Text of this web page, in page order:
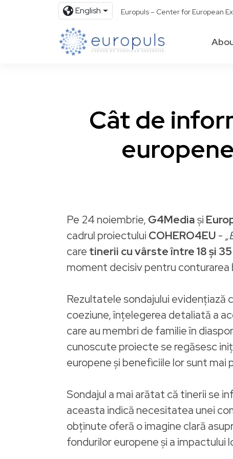
English Europuls – Center for European
Cât de
Pe 24 noiembrie, G4Mediași
cadrul proiectului COHERO4EU -
care tinerii cu vârste între 18 și
moment decisiv pentru
Rezultatele sondajului evidențiază
coeziune, înțelegerea detaliată a
care au membri de familie în
cunoscute proiecte se regăsesc
europene și beneficiile lor sunt mai
Sondajul a mai arătat că tinerii se
aceasta indică necesitatea unei
obținute oferă o imagine clară
fondurilor europene și a impactului